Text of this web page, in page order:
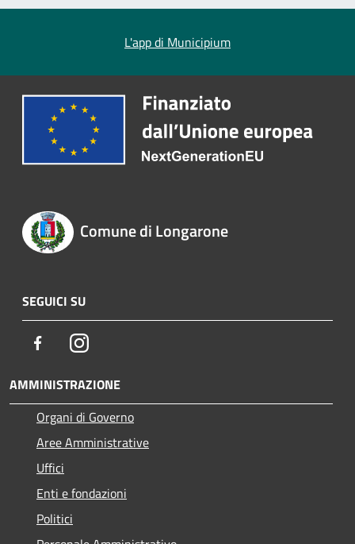
L'app di Municipium
Comune di Longarone
SEGUICI SU
FacebookInstagram
AMMINISTRAZIONE
Organi di Governo
Aree Amministrative
Uffici
Enti e fondazioni
Politici